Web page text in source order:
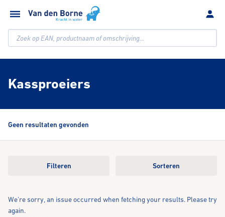
Zoek op EAN, productnaam of omschrijving...
Kassproeiers
Geen resultaten gevonden
Filteren Sorteren
We're sorry, an issue occurred when fetching your results. Please try
again.